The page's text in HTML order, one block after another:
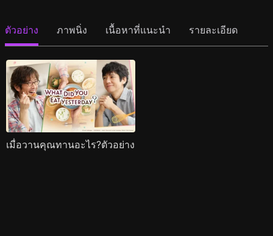
ตัวอย่าง ภาพนิ่ง เนื้อหาที่แนะนำ รายละเอียด
เมื่อวานคุณทานอะไร?ตัวอย่าง